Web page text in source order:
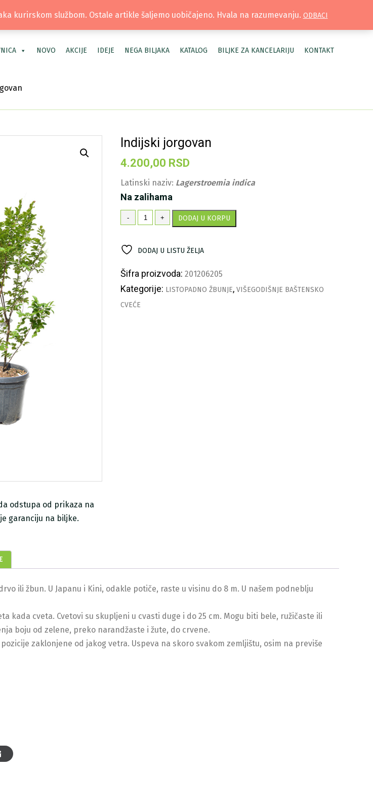
TEL: +381 66 40 40 30 | LOKACIJA: OSTRUŽNICA | MOJ NALOG
NOVO AKCIJE IDEJE NEGA BILJAKA KATALOG BILJKE ZA KANCELARIJU KONTAKT
Indijski jorgovan
4.200,00 RSD
Latinski naziv: Lagerstroemia indica
Na zalihama
-
Indijski
jorgovan
+ DODAJ U KORPU
DODAJ U LISTU ŽELJA
Šifra proizvoda: 201206205
Kategorije: LISTOPADNO ŽBUNJE, VIŠEGODIŠNJE BAŠTENSKO
CVEĆE
odstupa od prikaza na
garanciju na biljke.
ili žbun. U Japanu i Kini, odakle potiče, raste u visinu do 8 m. U našem podneblju
kada cveta. Cvetovi su skupljeni u cvasti duge i do 25 cm. Mogu biti bele, ružičaste ili
boju od zelene, preko narandžaste i žute, do crvene.
zaklonjene od jakog vetra. Uspeva na skoro svakom zemljištu, osim na previše
kurirskom službom. Ostale artikle šaljemo uobičajeno. Hvala na razumevanju. ODBACI